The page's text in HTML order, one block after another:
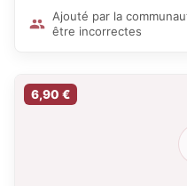
Ajouté par la
être incorrectes
6,90 €